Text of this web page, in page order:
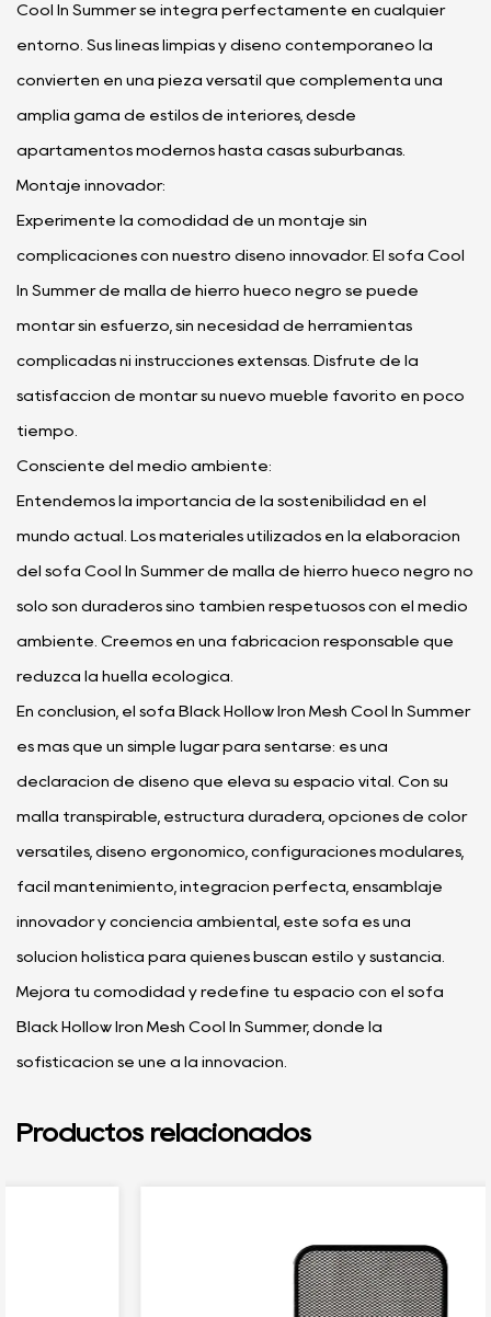
Cool In Summer se integra perfectamente en cualquier
entorno. Sus líneas limpias y diseño contemporáneo la
convierten en una pieza versátil que complementa una
amplia gama de estilos de interiores, desde
apartamentos modernos hasta casas suburbanas.
Montaje innovador:
Experimente la comodidad de un montaje sin
complicaciones con nuestro diseño innovador. El sofá Cool
In Summer de malla de hierro hueco negro se puede
montar sin esfuerzo, sin necesidad de herramientas
complicadas ni instrucciones extensas. Disfrute de la
satisfacción de montar su nuevo mueble favorito en poco
tiempo.
Consciente del medio ambiente:
Entendemos la importancia de la sostenibilidad en el
mundo actual. Los materiales utilizados en la elaboración
del sofá Cool In Summer de malla de hierro hueco negro no
solo son duraderos sino también respetuosos con el medio
ambiente. Creemos en una fabricación responsable que
reduzca la huella ecológica.
En conclusión, el sofá Black Hollow Iron Mesh Cool In Summer
es más que un simple lugar para sentarse: es una
declaración de diseño que eleva su espacio vital. Con su
malla transpirable, estructura duradera, opciones de color
versátiles, diseño ergonómico, configuraciones modulares,
fácil mantenimiento, integración perfecta, ensamblaje
innovador y conciencia ambiental, este sofá es una
solución holística para quienes buscan estilo y sustancia.
Mejora tu comodidad y redefine tu espacio con el sofá
Black Hollow Iron Mesh Cool In Summer, donde la
sofisticación se une a la innovación.
Productos relacionados